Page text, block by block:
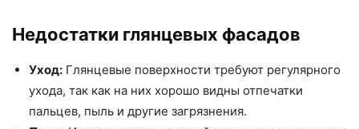
Недостатки глянцевых фасадов
Уход: Глянцевые поверхности требуют регулярного
ухода, так как на них хорошо видны отпечатки
пальцев, пыль и другие загрязнения.